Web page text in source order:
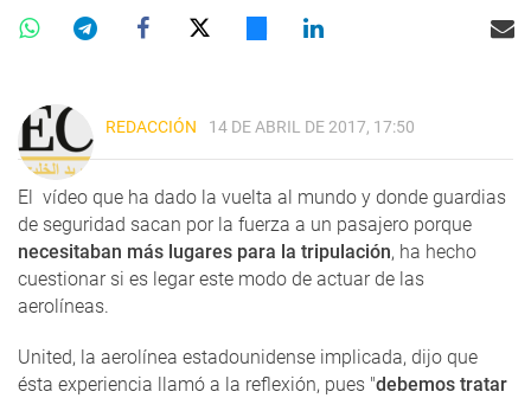
REDACCIÓN 14 DE ABRIL DE 2017, 17:50
El vídeo que ha dado la vuelta al mundo y donde guardias
de seguridad sacan por la fuerza a un pasajero porque
necesitaban más lugares para la tripulación, ha hecho
cuestionar si es legar este modo de actuar de las
aerolíneas.
United, la aerolínea estadounidense implicada, dijo que
ésta experiencia llamó a la reflexión, pues "debemos tratar